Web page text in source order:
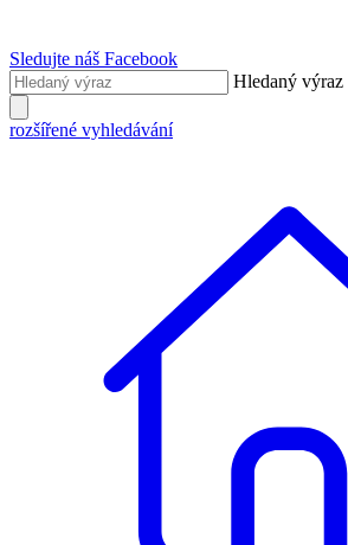
Sledujte náš Facebook
Hledaný výraz
rozšířené vyhledávání